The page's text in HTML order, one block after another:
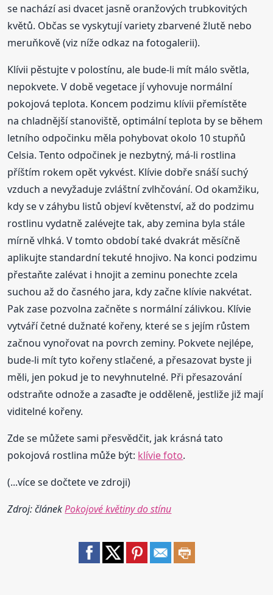
se nachází asi dvacet jasně oranžových trubkovitých
květů. Občas se vyskytují variety zbarvené žlutě nebo
meruňkově (viz níže odkaz na fotogalerii).
Klívii pěstujte v polostínu, ale bude-li mít málo světla,
nepokvete. V době vegetace jí vyhovuje normální
pokojová teplota. Koncem podzimu klívii přemístěte
na chladnější stanoviště, optimální teplota by se během
letního odpočinku měla pohybovat okolo 10 stupňů
Celsia. Tento odpočinek je nezbytný, má-li rostlina
příštím rokem opět vykvést. Klívie dobře snáší suchý
vzduch a nevyžaduje zvláštní zvlhčování. Od okamžiku,
kdy se v záhybu listů objeví květenství, až do podzimu
rostlinu vydatně zalévejte tak, aby zemina byla stále
mírně vlhká. V tomto období také dvakrát měsíčně
aplikujte standardní tekuté hnojivo. Na konci podzimu
přestaňte zalévat i hnojit a zeminu ponechte zcela
suchou až do časného jara, kdy začne klívie nakvétat.
Pak zase pozvolna začněte s normální zálivkou. Klívie
vytváří četné dužnaté kořeny, které se s jejím růstem
začnou vynořovat na povrch zeminy. Pokvete nejlépe,
bude-li mít tyto kořeny stlačené, a přesazovat byste ji
měli, jen pokud je to nevyhnutelné. Při přesazování
odstraňte odnože a zasaďte je odděleně, jestliže již mají
viditelné kořeny.
Zde se můžete sami přesvědčit, jak krásná tato
pokojová rostlina může být: klívie foto.
(...více se dočtete ve zdroji)
Zdroj: článekPokojové květiny do stínu